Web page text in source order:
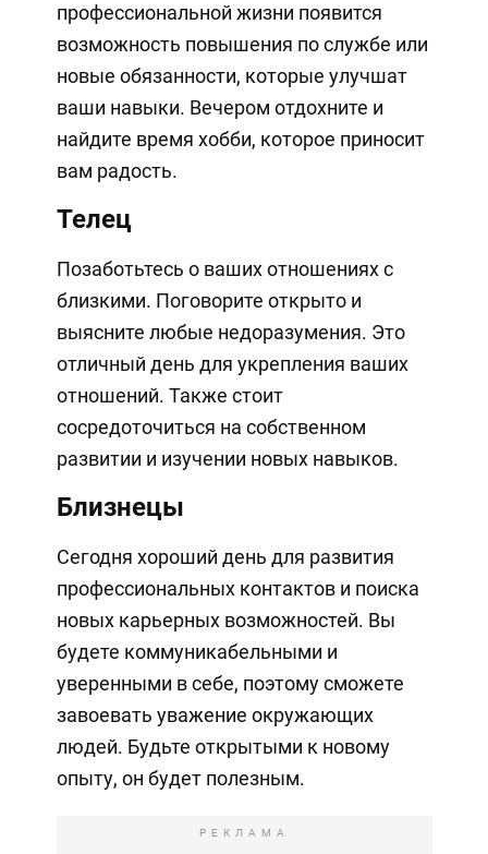
профессиональной жизни появится
возможность повышения по службе или
новые обязанности, которые улучшат
ваши навыки. Вечером отдохните и
найдите время хобби, которое приносит
вам радость.
Телец
Позаботьтесь о ваших отношениях с
близкими. Поговорите открыто и
выясните любые недоразумения. Это
отличный день для укрепления ваших
отношений. Также стоит
сосредоточиться на собственном
развитии и изучении новых навыков.
Близнецы
Сегодня хороший день для развития
профессиональных контактов и поиска
новых карьерных возможностей. Вы
будете коммуникабельными и
уверенными в себе, поэтому сможете
завоевать уважение окружающих
людей. Будьте открытыми к новому
опыту, он будет полезным.
РЕКЛАМА